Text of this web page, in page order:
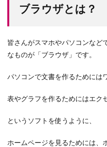
ブラウザとは？
皆さんがスマホやパソコンなど
なものが「ブラウザ」です。
パソコンで文書を作るためには
表やグラフを作るためにはエク
というソフトを使うように、
ホームページを見るためには、